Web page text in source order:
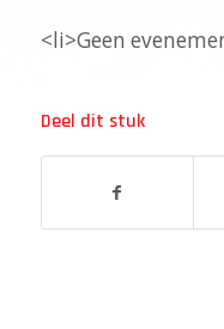
<li>Geen
Deel dit stuk